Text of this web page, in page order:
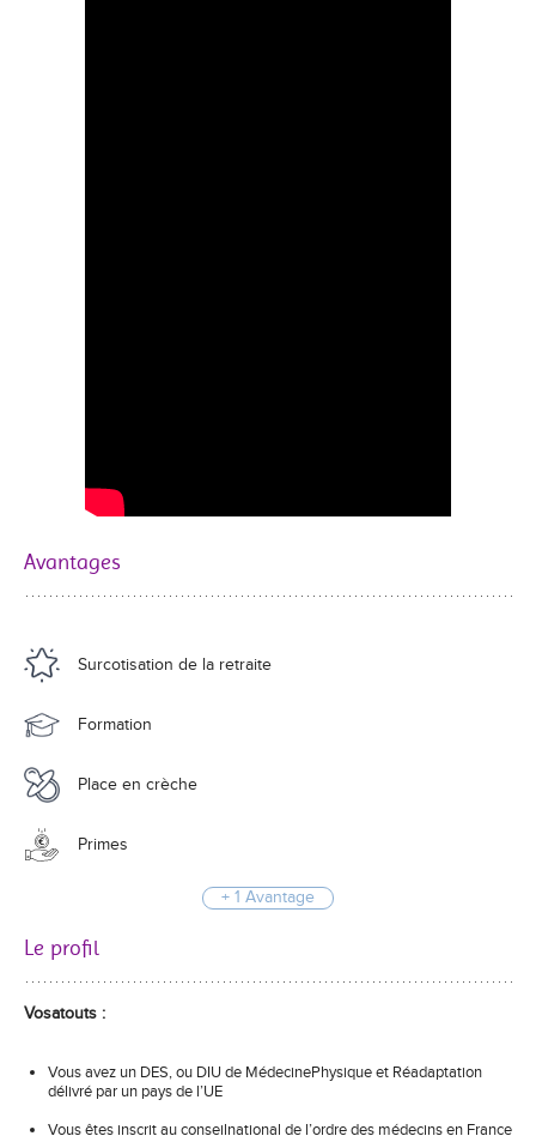
Avantages
Surcotisation de la retraite
Formation
Place en crèche
Primes
+ 1 Avantage
Le profil
Vosatouts :
Vous avez un DES, ou DIU de MédecinePhysique et Réadaptation
délivré par un pays de l’UE
Vous êtes inscrit au conseilnational de l’ordre des médecins en France